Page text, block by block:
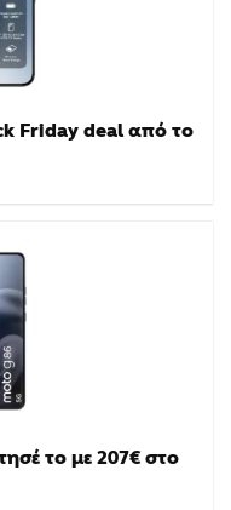
Friday deal από το
το με 207€ στο